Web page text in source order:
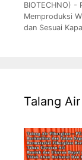
BIOTECHNO) -
Memproduksi
dan Sesuai
Talang